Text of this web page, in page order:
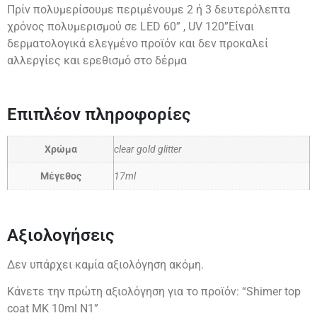
Πρίν πολυμερίσουμε περιμένουμε 2 ή 3 δευτερόλεπτα
χρόνος πολυμερισμού σε LED 60” , UV 120”Είναι
δερματολογικά ελεγμένο προϊόν και δεν προκαλεί
αλλεργίες και ερεθισμό στο δέρμα
Επιπλέον πληροφορίες
Χρώμα clear gold glitter
Μέγεθος 17ml
Αξιολογήσεις
Δεν υπάρχει καμία αξιολόγηση ακόμη.
Κάνετε την πρώτη αξιολόγηση για το προϊόν: “Shimer top
coat MK 10ml N1”